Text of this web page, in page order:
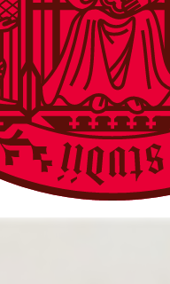
neue
Wrzus